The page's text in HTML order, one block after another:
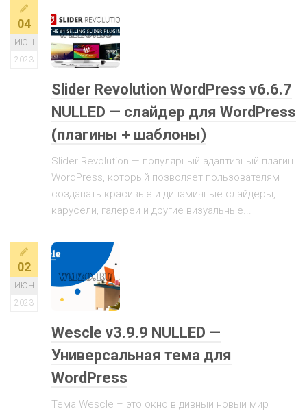
04
ИЮН
2023
Slider Revolution WordPress v6.6.7
NULLED — слайдер для WordPress
(плагины + шаблоны)
Slider Revolution — популярный адаптивный плагин
WordPress, который позволяет пользователям
создавать красивые и динамичные слайдеры,
карусели, галереи и другие визуальные...
02
ИЮН
2023
Wescle v3.9.9 NULLED —
Универсальная тема для
WordPress
Тема Wescle – это окно в дивный новый мир